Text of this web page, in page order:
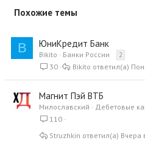
Похожие темы
B ЮниКредит Банк
Bikito Банки России 2
30 Bikito
Магнит Пэй ВТБ
Милославский Дебетовые
110
Вчера
Struzhkin